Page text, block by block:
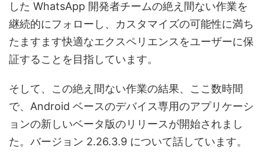
した WhatsApp 開発者チームの絶え間ない作業を
継続的にフォローし、カスタマイズの可能性に満ち
たますます快適なエクスペリエンスをユーザーに保
証することを目指しています。
そして、この絶え間ない作業の結果、ここ数時間
で、Android ベースのデバイス専用のアプリケーシ
ョンの新しいベータ版のリリースが開始されまし
た。バージョン 2.26.3.9 について話しています。